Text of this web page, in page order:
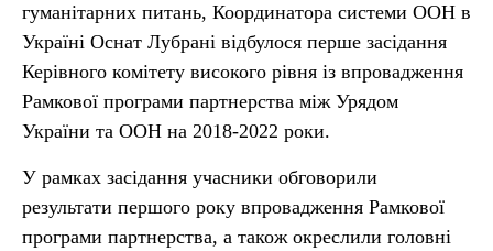
гуманітарних питань, Координатора системи ООН в
Україні Оснат Лубрані відбулося перше засідання
Керівного комітету високого рівня із впровадження
Рамкової програми партнерства між Урядом
України та ООН на 2018-2022 роки.
У рамках засідання учасники обговорили
результати першого року впровадження Рамкової
програми партнерства, а також окреслили головні